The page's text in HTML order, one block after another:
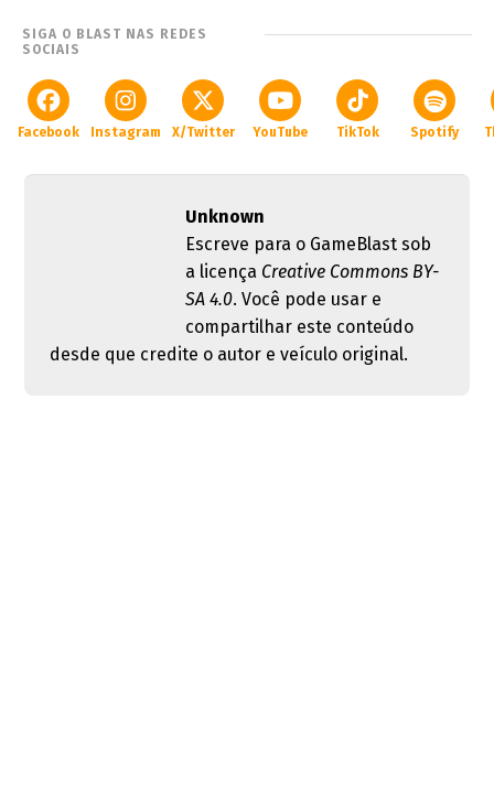
SIGA O BLAST NAS REDES
SOCIAIS
Facebook Instagram X/Twitter YouTube TikTok Spotify
Unknown
Escreve para o GameBlast sob
a licença Creative Commons BY-
SA 4.0. Você pode usar e
compartilhar este conteúdo
desde que credite o autor e veículo original.